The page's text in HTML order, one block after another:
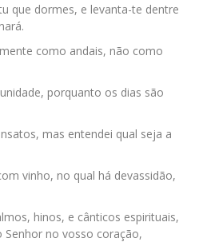
que dormes, e levanta-te dentre
como andais, não como
porquanto os dias são
mas entendei qual seja a
vinho, no qual há devassidão,
hinos, e cânticos espirituais,
no vosso coração,